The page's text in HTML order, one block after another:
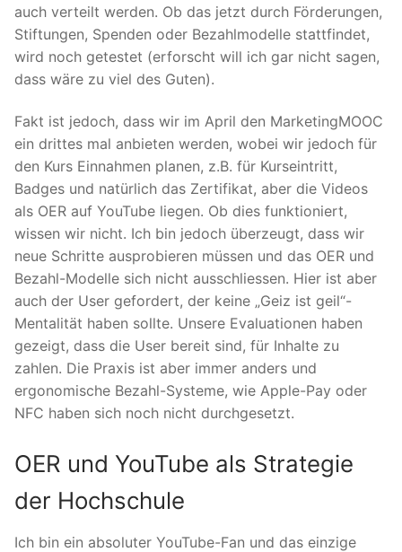
auch verteilt werden. Ob das jetzt durch Förderungen,
Stiftungen, Spenden oder Bezahlmodelle stattfindet,
wird noch getestet (erforscht will ich gar nicht sagen,
dass wäre zu viel des Guten).
Fakt ist jedoch, dass wir im April den MarketingMOOC
ein drittes mal anbieten werden, wobei wir jedoch für
den Kurs Einnahmen planen, z.B. für Kurseintritt,
Badges und natürlich das Zertifikat, aber die Videos
als OER auf YouTube liegen. Ob dies funktioniert,
wissen wir nicht. Ich bin jedoch überzeugt, dass wir
neue Schritte ausprobieren müssen und das OER und
Bezahl-Modelle sich nicht ausschliessen. Hier ist aber
auch der User gefordert, der keine „Geiz ist geil“-
Mentalität haben sollte. Unsere Evaluationen haben
gezeigt, dass die User bereit sind, für Inhalte zu
zahlen. Die Praxis ist aber immer anders und
ergonomische Bezahl-Systeme, wie Apple-Pay oder
NFC haben sich noch nicht durchgesetzt.
OER und YouTube als Strategie
der Hochschule
Ich bin ein absoluter YouTube-Fan und das einzige